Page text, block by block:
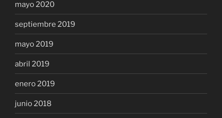
mayo 2020
septiembre 2019
mayo 2019
abril 2019
enero 2019
junio 2018